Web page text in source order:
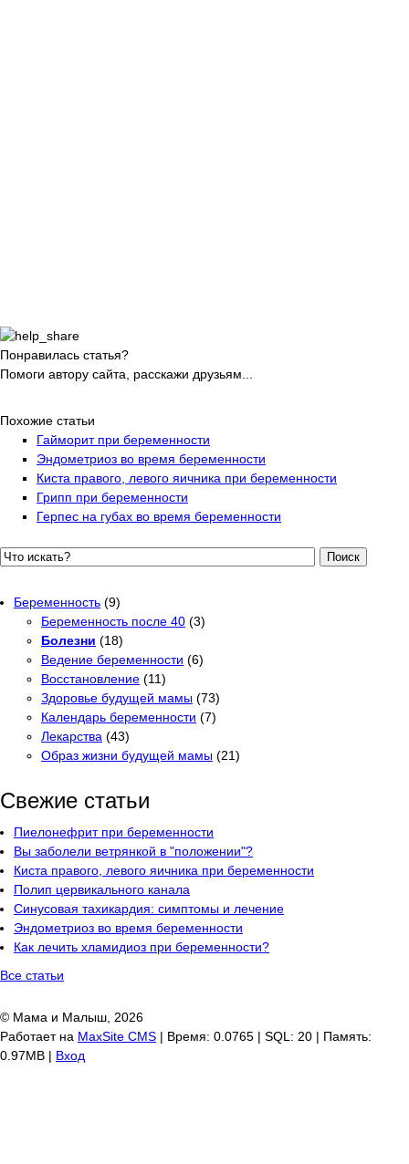
Понравилась статья?
Помоги автору сайта, расскажи друзьям...
Похожие статьи
Гайморит при беременности
Эндометриоз во время беременности
Киста правого, левого яичника при беременности
Грипп при беременности
Герпес на губах во время беременности
Поиск
Беременность (9)
Беременность после 40 (3)
Болезни (18)
Ведение беременности (6)
Восстановление (11)
Здоровье будущей мамы (73)
Календарь беременности (7)
Лекарства (43)
Образ жизни будущей мамы (21)
Свежие статьи
Пиелонефрит при беременности
Вы заболели ветрянкой в "положении"?
Киста правого, левого яичника при беременности
Полип цервикального канала
Синусовая тахикардия: симптомы и лечение
Эндометриоз во время беременности
Как лечить хламидиоз при беременности?
Все статьи
© Мама и Малыш, 2026
Работает на MaxSite CMS | Время: 0.0765 | SQL: 20 | Память:
0.97MB | Вход